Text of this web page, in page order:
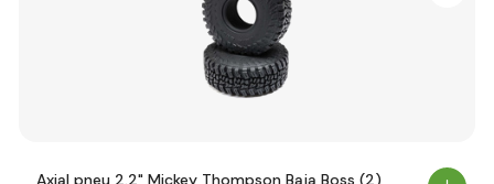
Axial pneu 2.2" Mickey Thompson Baja Boss (2)